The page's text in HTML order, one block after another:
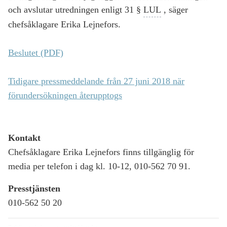
och avslutar utredningen enligt 31 § LUL , säger
chefsåklagare Erika Lejnefors.
Beslutet (PDF)
Tidigare pressmeddelande från 27 juni 2018 när
förundersökningen återupptogs
Kontakt
Chefsåklagare Erika Lejnefors finns tillgänglig för
media per telefon i dag kl. 10-12, 010-562 70 91.
Presstjänsten
010-562 50 20